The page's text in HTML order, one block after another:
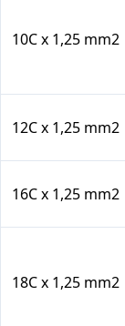
10C x 1,25 mm2
12C x 1,25 mm2
16C x 1,25 mm2
18C x 1,25 mm2